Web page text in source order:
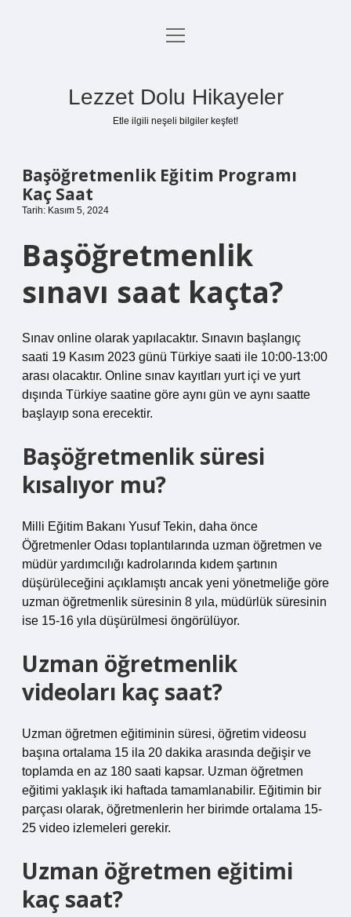
Anasayfa
menüyü
Lezzet Dolu Hikayeler
Etle ilgili neşeli bilgiler keşfet!
Başöğretmenlik Eğitim Programı
Kaç Saat
Tarih: Kasım 5, 2024
Başöğretmenlik
sınavı saat kaçta?
Sınav online olarak yapılacaktır. Sınavın başlangıç ​​
saati 19 Kasım 2023 günü Türkiye saati ile 10:00-13:00
arası olacaktır. Online sınav kayıtları yurt içi ve yurt
dışında Türkiye saatine göre aynı gün ve aynı saatte
başlayıp sona erecektir.
Başöğretmenlik süresi
kısalıyor mu?
Milli Eğitim Bakanı Yusuf Tekin, daha önce
Öğretmenler Odası toplantılarında uzman öğretmen ve
müdür yardımcılığı kadrolarında kıdem şartının
düşürüleceğini açıklamıştı ancak yeni yönetmeliğe göre
uzman öğretmenlik süresinin 8 yıla, müdürlük süresinin
ise 15-16 yıla düşürülmesi öngörülüyor.
Uzman öğretmenlik
videoları kaç saat?
Uzman öğretmen eğitiminin süresi, öğretim videosu
başına ortalama 15 ila 20 dakika arasında değişir ve
toplamda en az 180 saati kapsar. Uzman öğretmen
eğitimi yaklaşık iki haftada tamamlanabilir. Eğitimin bir
parçası olarak, öğretmenlerin her birimde ortalama 15-
25 video izlemeleri gerekir.
Uzman öğretmen eğitimi
kaç saat?